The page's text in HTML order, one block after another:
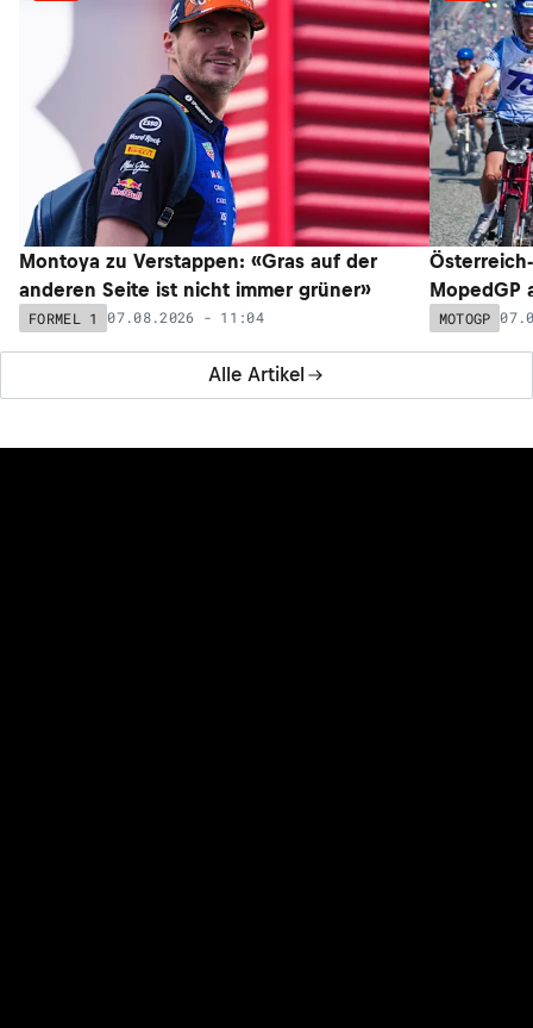
Alle Artikel
Montoya zu Verstappen: «Gras auf der
anderen Seite ist nicht immer grüner»
FORMEL 1 07.08.2026 - 11:04
MopedGP
MOTOGP